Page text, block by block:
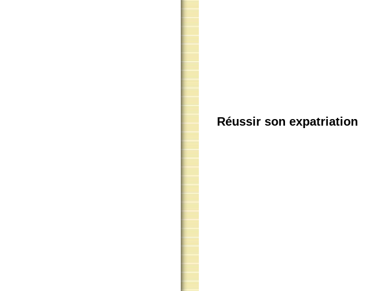
Réussir son expatriation